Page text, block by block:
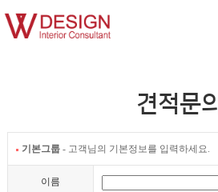
견적문의
기본그룹- 고객님의 기본정보를 입력하세요.
이름